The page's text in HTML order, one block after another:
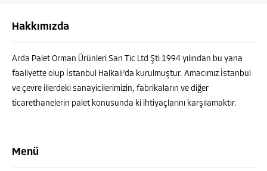
Hakkımızda
Arda Palet Orman Ürünleri San Tic Ltd Şti 1994 yılından bu yana
faaliyette olup İstanbul Halkalı’da kurulmuştur. Amacımız İstanbul
ve çevre illerdeki sanayicilerimizin, fabrikaların ve diğer
ticarethanelerin palet konusunda ki ihtiyaçlarını karşılamaktır.
Menü